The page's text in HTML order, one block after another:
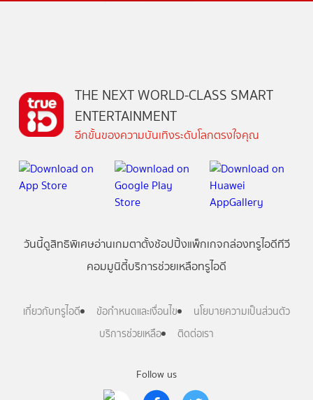
Follow us
THE NEXT WORLD-CLASS SMART
ENTERTAINMENT
อีกขั้นของความบันเทิงระดับโลกตรงใจคุณ
วันนี้ดูสิทธิพิเศษอ่านเกมตาตั้งช้อปปิ้งแพ็กเกจกล่องทรูไอดีทีวี
คอมมูนิตี้บริการช่วยเหลือทรูไอดี
เกี่ยวกับทรูไอดี ข้อกำหนดและเงื่อนไข
นโยบายความเป็นส่วนตัว
บริการช่วยเหลือ
ติดต่อเรา